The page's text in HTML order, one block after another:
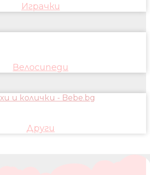
Играчки
Велосипеди
Други